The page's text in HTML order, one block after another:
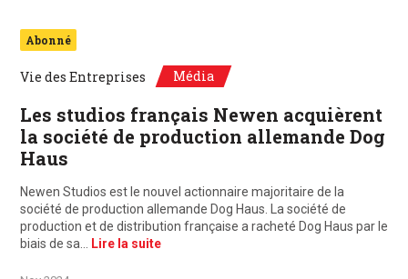
Abonné
Vie des Entreprises Média
Les studios français Newen acquièrent
la société de production allemande Dog
Haus
Newen Studios est le nouvel actionnaire majoritaire de la
société de production allemande Dog Haus. La société de
production et de distribution française a racheté Dog Haus par le
biais de sa…
Lire la suite